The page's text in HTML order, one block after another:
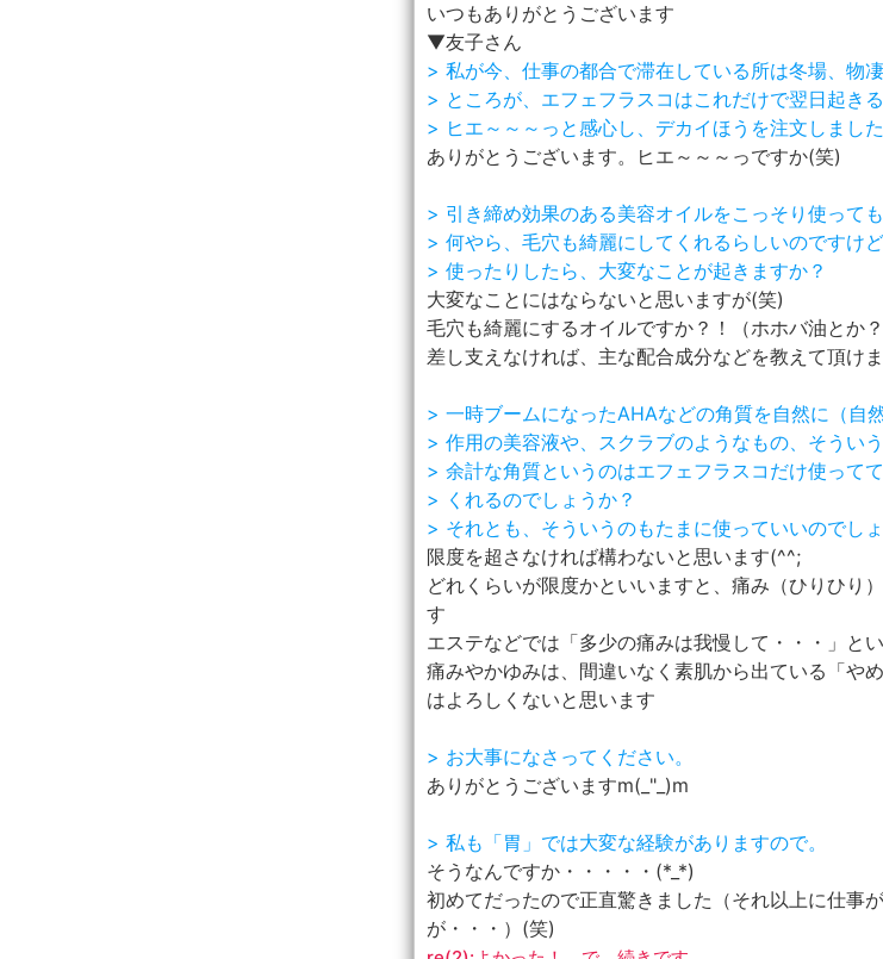
いつもありがとうございます
▼友子さん
> 私が今、仕事の都合で滞在している所は冬場、物凄
> ところが、エフェフラスコはこれだけで翌日起き
> ヒエ～～～っと感心し、デカイほうを注文しました
ありがとうございます。ヒエ～～～っですか(笑)
> 引き締め効果のある美容オイルをこっそり使って
> 何やら、毛穴も綺麗にしてくれるらしいのですけど
> 使ったりしたら、大変なことが起きますか？
大変なことにはならないと思いますが(笑)
毛穴も綺麗にするオイルですか？！（ホホバ油とか？
差し支えなければ、主な配合成分などを教えて頂け
> 一時ブームになったAHAなどの角質を自然に（自
> 作用の美容液や、スクラブのようなもの、そういう
> 余計な角質というのはエフェフラスコだけ使って
> くれるのでしょうか？
> それとも、そういうのもたまに使っていいのでし
限度を超さなければ構わないと思います(^^;
どれくらいが限度かといいますと、痛み（ひりひり
す
エステなどでは「多少の痛みは我慢して・・・」と
痛みやかゆみは、間違いなく素肌から出ている「や
はよろしくないと思います
> お大事になさってください。
ありがとうございますm(_"_)m
> 私も「胃」では大変な経験がありますので。
そうなんですか・・・・・(*_*)
初めてだったので正直驚きました（それ以上に仕事
が・・・）(笑)